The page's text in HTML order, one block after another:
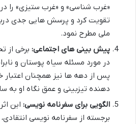
«غرب شناسی» و «غرب ستیزی» را در
تقویت کرد و پرسش هایی جدی
ملی مطرح نمود.
پیش بینی های اجتماعی: برخی از
در مورد مسئله سیاه پوستان و
پس از دهه ها نیز همچنان اعتبار
دهنده تیزبینی و عمق نگاه او به
الگویی برای سفرنامه نویسی: این
برجسته از سفرنامه نویسی